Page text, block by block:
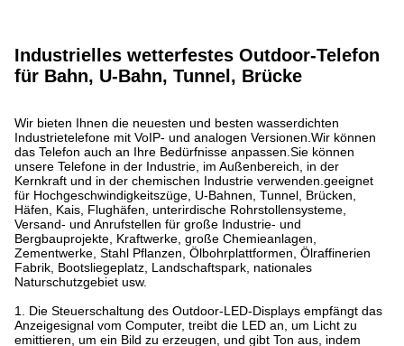
Industrielles wetterfestes Outdoor-Telefon
für Bahn, U-Bahn, Tunnel, Brücke
Wir bieten Ihnen die neuesten und besten wasserdichten
Industrietelefone mit VoIP- und analogen Versionen.Wir können
das Telefon auch an Ihre Bedürfnisse anpassen.Sie können
unsere Telefone in der Industrie, im Außenbereich, in der
Kernkraft und in der chemischen Industrie verwenden.geeignet
für Hochgeschwindigkeitszüge, U-Bahnen, Tunnel, Brücken,
Häfen, Kais, Flughäfen, unterirdische Rohrstollensysteme,
Versand- und Anrufstellen für große Industrie- und
Bergbauprojekte, Kraftwerke, große Chemieanlagen,
Zementwerke, Stahl Pflanzen, Ölbohrplattformen, Ölraffinerien
Fabrik, Bootsliegeplatz, Landschaftspark, nationales
Naturschutzgebiet usw.
1. Die Steuerschaltung des Outdoor-LED-Displays empfängt das
Anzeigesignal vom Computer, treibt die LED an, um Licht zu
emittieren, um ein Bild zu erzeugen, und gibt Ton aus, indem